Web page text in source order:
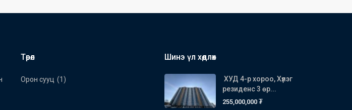
Төрөл
Орон сууц (1)
Шинэ үл хөдлөх
ХУД 4-р хороо, Хүлэг
резиденс 3 өр...
255,000,000 ₮